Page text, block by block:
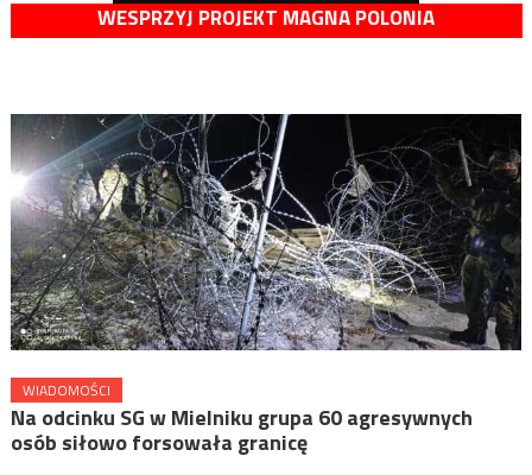
WESPRZYJ PROJEKT MAGNA POLONIA
WIADOMOŚCI
Na odcinku SG w Mielniku grupa 60 agresywnych
osób siłowo forsowała granicę